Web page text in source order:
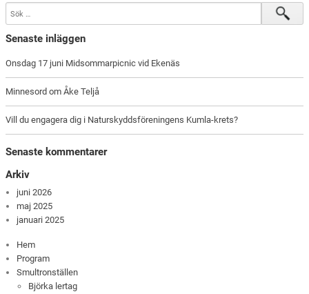
Senaste inläggen
Onsdag 17 juni Midsommarpicnic vid Ekenäs
Minnesord om Åke Teljå
Vill du engagera dig i Naturskyddsföreningens Kumla-krets?
Senaste kommentarer
Arkiv
juni 2026
maj 2025
januari 2025
Hem
Program
Smultronställen
Björka lertag